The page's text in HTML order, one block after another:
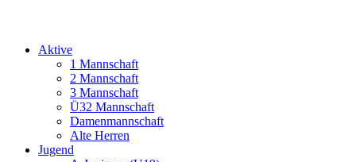
Aktive
1 Mannschaft
2 Mannschaft
3 Mannschaft
Ü32 Mannschaft
Damenmannschaft
Alte Herren
Jugend